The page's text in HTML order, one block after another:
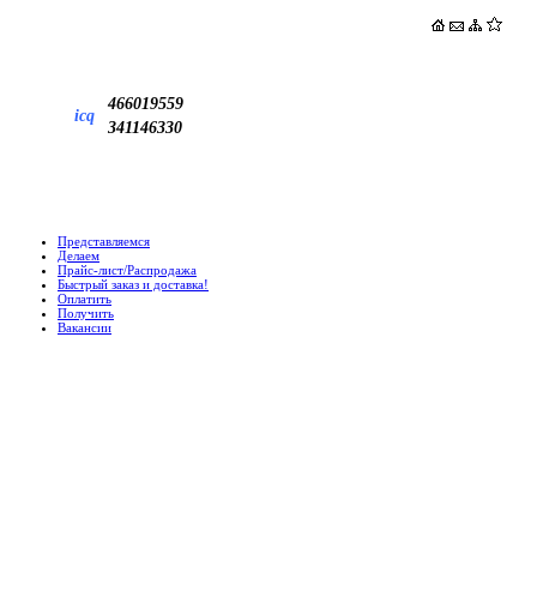
icq
466019559
341146330
Представляемся
Делаем
Прайс-лист/Распродажа
Быстрый заказ и доставка!
Оплатить
Получить
Вакансии